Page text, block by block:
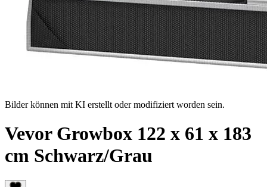
Bilder können mit KI erstellt oder modifiziert worden sein.
Vevor Growbox 122 x 61 x 183
cm Schwarz/Grau